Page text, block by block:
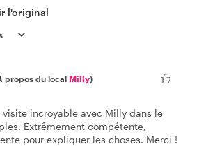
l'original
propos du local Milly)
visite incroyable avec Milly dans le
Extrêmement compétente,
pour expliquer les choses. Merci !